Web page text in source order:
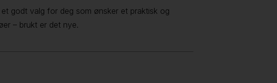
godt valg for deg som ønsker et praktisk og
– brukt er det nye.